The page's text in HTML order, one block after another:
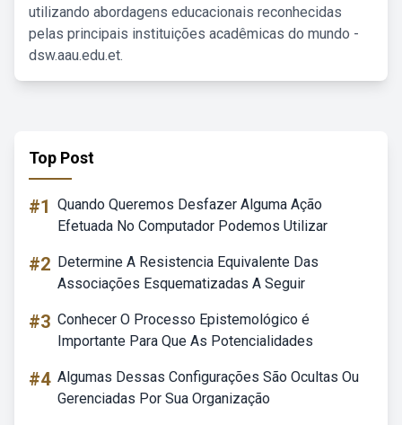
utilizando abordagens educacionais reconhecidas
pelas principais instituições acadêmicas do mundo -
dsw.aau.edu.et.
Top Post
#1 Quando Queremos Desfazer Alguma Ação
Efetuada No Computador Podemos Utilizar
#2 Determine A Resistencia Equivalente Das
Associações Esquematizadas A Seguir
#3 Conhecer O Processo Epistemológico é
Importante Para Que As Potencialidades
#4 Algumas Dessas Configurações São Ocultas Ou
Gerenciadas Por Sua Organização